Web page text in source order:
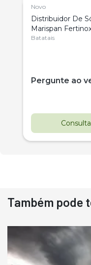
Novo
Distribuidor De
Marispan
Citrus
Batatais
Pergunte ao
Destaque
Usado
Pá Carregadeira
Ano 1987
Londrina
Também pode